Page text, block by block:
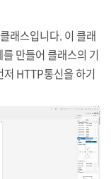
스입니다. 이 클래
만들어 클래스의 기
HTTP통신을 하기
을 명시합니다. Main
를 요청할 URL 주
google.co
호출하여 연결을